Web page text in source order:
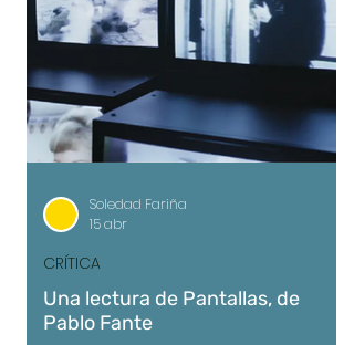
Una lectura de Pantallas, de
Pablo Fante
CRÍTICA
Soledad Fariña
15 abr